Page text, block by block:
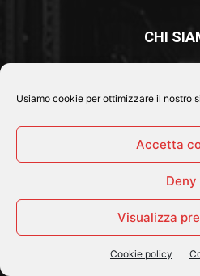
Usiamo cookie per ottimizzare il nostro
Accetta
Deny
Visualizza
Cookie policy
CHI
con
news, approfondimenti e
cronaca, l'economia, l'attualità, la
sport e pubblichiamo video su
La nostra missione è fornire un
per una community
consapevole.
Contatti
mademi2046@gmail.com